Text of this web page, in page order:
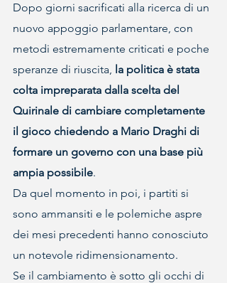
Dopo giorni sacrificati alla ricerca di un
nuovo appoggio parlamentare, con
metodi estremamente criticati e poche
speranze di riuscita, la politica è stata
colta impreparata dalla scelta del
Quirinale di cambiare completamente
il gioco chiedendo a Mario Draghi di
formare un governo con una base più
ampia possibile.
Da quel momento in poi, i partiti si
sono ammansiti e le polemiche aspre
dei mesi precedenti hanno conosciuto
un notevole ridimensionamento.
Se il cambiamento è sotto gli occhi di